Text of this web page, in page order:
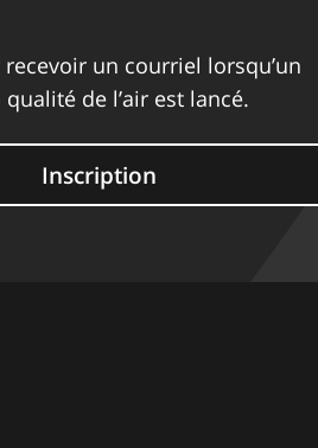
un courriel lorsqu’un
de l’air est lancé.
Inscription